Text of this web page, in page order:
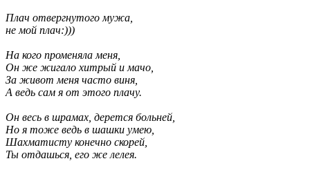
Плач отвергнутого мужа,
не мой плач:)))
На кого променяла меня,
Он же жигало хитрый и мачо,
За живот меня часто виня,
А ведь сам я от этого плачу.
Он весь в шрамах, дерется больней,
Но я тоже ведь в шашки умею,
Шахматисту конечно скорей,
Ты отдашься, его же лелея.